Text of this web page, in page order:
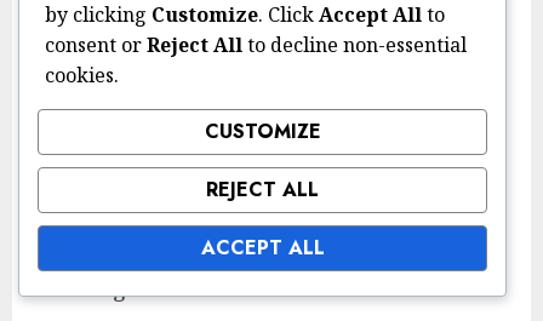
Além disso, estudos sugerem que o
metabolismo da cafeína pode variar
amplamente entre os indivíduos, com
alguns metabolizando-a em questão de
horas, enquanto outros podem levar muito
mais tempo. Esta variabilidade pode
influenciar como uma pessoa reage à
cafeína, tornando essencial considerar
fatores genéticos ao avaliar a sensibilidade.
by clicking Customize. ClickAccept Allto
consent orReject Allto decline non-essential
cookies.
CUSTOMIZE
REJECT ALL
ACCEPT ALL